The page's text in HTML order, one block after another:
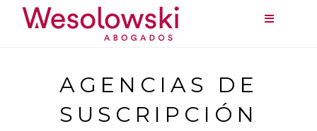
AGENCIAS DE
SUSCRIPCIÓN